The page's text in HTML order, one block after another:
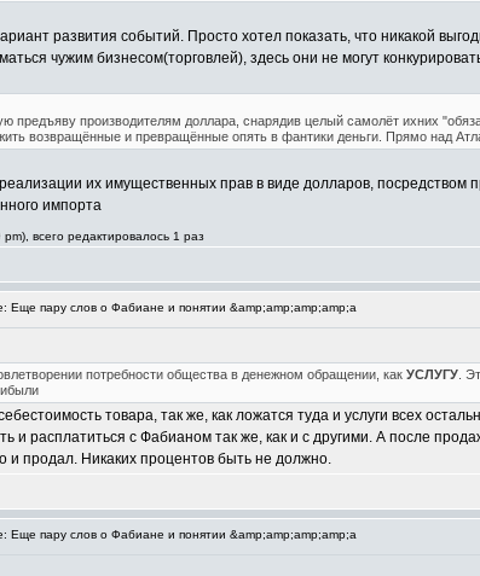
развития событий. Просто хотел показать, что никакой
чужим бизнесом(торговлей), здесь они не могут
предъяву производителям доллара, снарядив целый самолёт ихних
возвращённые и превращённые опять в фантики деньги. Прямо над
их имущественных прав в виде долларов, посредством
импорта
всего редактировалось 1 раз
Еще пару слов о Фабиане и понятии &amp;amp;amp;amp;a
потребности общества в денежном обращении, как УСЛУГУ.
товара, так же, как ложатся туда и услуги всех
и расплатиться с Фабианом так же, как и с другими. А после
и продал. Никаких процентов быть не должно.
Еще пару слов о Фабиане и понятии &amp;amp;amp;amp;a